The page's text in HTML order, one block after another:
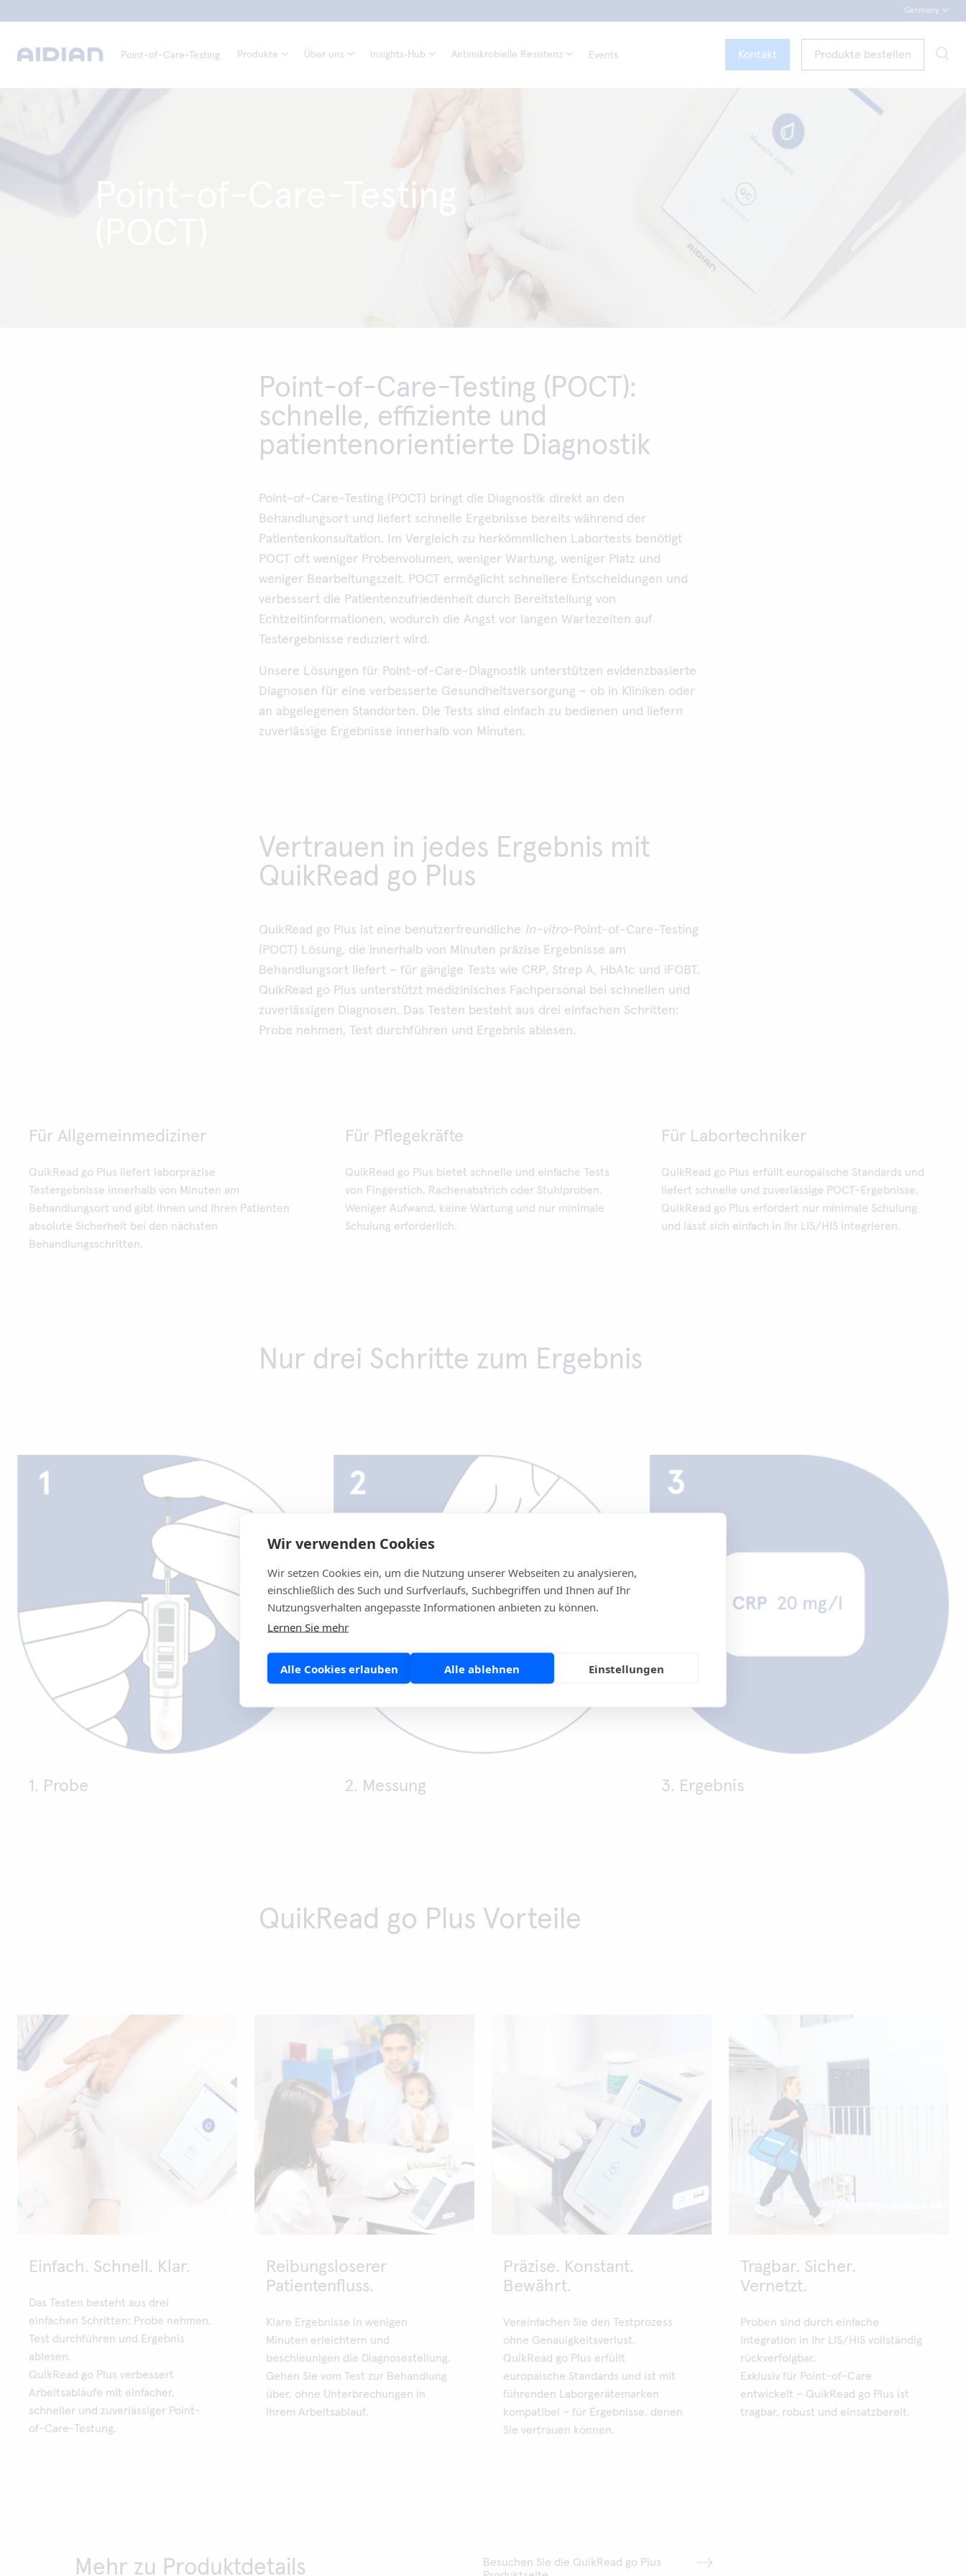
Wir verwenden Cookies
Wir setzen Cookies ein, um die Nutzung unserer Webseiten zu analysieren,
einschließlich des Such und Surfverlaufs, Suchbegriffen und Ihnen auf Ihr
Nutzungsverhalten angepasste Informationen anbieten zu können.
Lernen Sie mehr
Alle Cookies erlauben Alle ablehnen Einstellungen
Germany
Point-of-Care-Testing Produkte Über uns Insights‑Hub Antimikrobielle Resistenz Events Kontakt Produkte bestellen
Point-of-Care-Testing
Point-of-Care-Testing (POCT):
schnelle, effiziente und
patientenorientierte Diagnostik
Point-of-Care-Testing (POCT) bringt die Diagnostik direkt an den
Behandlungsort und liefert schnelle Ergebnisse bereits während der
Patientenkonsultation. Im Vergleich zu herkömmlichen Labortests benötigt
POCT oft weniger Probenvolumen, weniger Wartung, weniger Platz und
weniger Bearbeitungszeit. POCT ermöglicht schnellere Entscheidungen und
verbessert die Patientenzufriedenheit durch Bereitstellung von
Echtzeitinformationen, wodurch die Angst vor langen Wartezeiten auf
Testergebnisse reduziert wird.
Unsere Lösungen für Point-of-Care-Diagnostik unterstützen evidenzbasierte
Diagnosen für eine verbesserte Gesundheitsversorgung – ob in Kliniken oder
an abgelegenen Standorten. Die Tests sind einfach zu bedienen und liefern
zuverlässige Ergebnisse innerhalb von Minuten.
Vertrauen in jedes Ergebnis mit
QuikRead go Plus
QuikRead go Plus ist eine benutzerfreundliche In-vitro-Point-of-Care-Testing
(POCT) Lösung, die innerhalb von Minuten präzise Ergebnisse am
Behandlungsort liefert – für gängige Tests wie CRP, Strep A, HbA1c und iFOBT.
QuikRead go Plus unterstützt medizinisches Fachpersonal bei schnellen und
zuverlässigen Diagnosen. Das Testen besteht aus drei einfachen Schritten:
Probe nehmen, Test durchführen und Ergebnis ablesen.
Für Allgemeinmediziner
QuikRead go Plus liefert laborpräzise
Testergebnisse innerhalb von Minuten am
Behandlungsort und gibt Ihnen und Ihren Patienten
absolute Sicherheit bei den nächsten
Behandlungsschritten.
Für Pflegekräfte
QuikRead go Plus bietet schnelle und einfache Tests
von Fingerstich, Rachenabstrich oder Stuhlproben.
Weniger Aufwand, keine Wartung und nur minimale
Schulung erforderlich.
Für Labortechniker
QuikRead go Plus erfüllt europäische Standards und
liefert schnelle und zuverlässige POCT-Ergebnisse.
QuikRead go Plus erfordert nur minimale Schulung
und lässt sich einfach in Ihr LIS/HIS integrieren.
Nur drei Schritte zum Ergebnis
1. Probe 2. Messung 3. Ergebnis
QuikRead go Plus Vorteile
Einfach. Schnell. Klar.
Das Testen besteht aus drei
einfachen Schritten: Probe nehmen,
Test durchführen und Ergebnis
ablesen.
QuikRead go Plus verbessert
Arbeitsabläufe mit einfacher,
schneller und zuverlässiger Point-
of-Care-Testung.
Reibungsloserer
Patientenfluss.
Klare Ergebnisse in wenigen
Minuten erleichtern und
beschleunigen die Diagnosestellung.
Gehen Sie vom Test zur Behandlung
über, ohne Unterbrechungen in
Ihrem Arbeitsablauf.
Präzise. Konstant.
Bewährt.
Vereinfachen Sie den Testprozess
ohne Genauigkeitsverlust.
QuikRead go Plus erfüllt
europäische Standards und ist mit
führenden Laborgerätemarken
kompatibel – für Ergebnisse, denen
Sie vertrauen können.
Tragbar. Sicher.
Vernetzt.
Proben sind durch einfache
Integration in Ihr LIS/HIS vollständig
rückverfolgbar.
Exklusiv für Point-of-Care
entwickelt – QuikRead go Plus ist
tragbar, robust und einsatzbereit.
Mehr zu Produktdetails
Besuchen Sie die QuikRead go Plus